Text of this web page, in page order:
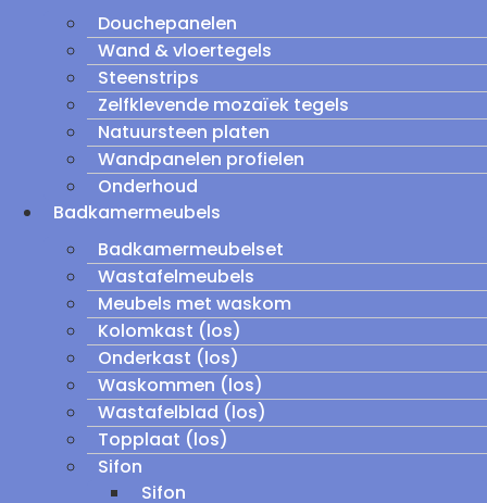
Douchepanelen
Wand & vloertegels
Steenstrips
Zelfklevende mozaïek tegels
Natuursteen platen
Wandpanelen profielen
Onderhoud
Badkamermeubels
Badkamermeubelset
Wastafelmeubels
Meubels met waskom
Kolomkast (los)
Onderkast (los)
Waskommen (los)
Wastafelblad (los)
Topplaat (los)
Sifon
Sifon